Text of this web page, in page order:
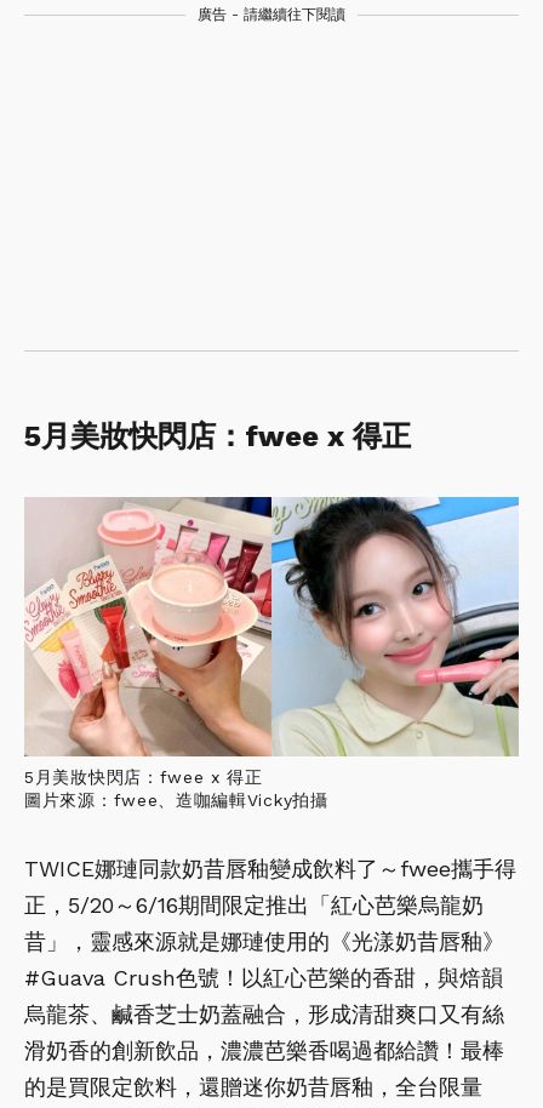
廣告 - 請繼續往下閱讀
5月美妝快閃店：fwee x 得正
5月美妝快閃店：fwee x 得正
圖片來源：fwee、造咖編輯Vicky拍攝
TWICE娜璉同款奶昔唇釉變成飲料了～fwee攜手得
正，5/20～6/16期間限定推出「紅心芭樂烏龍奶
昔」，靈感來源就是娜璉使用的《光漾奶昔唇釉》
#Guava Crush色號！以紅心芭樂的香甜，與焙韻
烏龍茶、鹹香芝士奶蓋融合，形成清甜爽口又有絲
滑奶香的創新飲品，濃濃芭樂香喝過都給讚！最棒
的是買限定飲料，還贈迷你奶昔唇釉，全台限量